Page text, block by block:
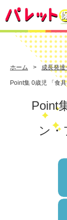
ホーム 成長発達
Point集 0歳児 「食
Point
ン